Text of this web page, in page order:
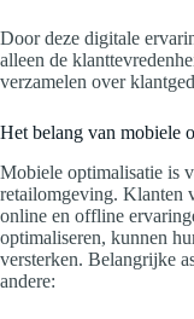
Door deze digitale
alleen de
verzamelen over
Het belang van mobiele
Mobiele optimalisatie is
retailomgeving. Klanten
online en offline
optimaliseren, kunnen
versterken. Belangrijke
andere: